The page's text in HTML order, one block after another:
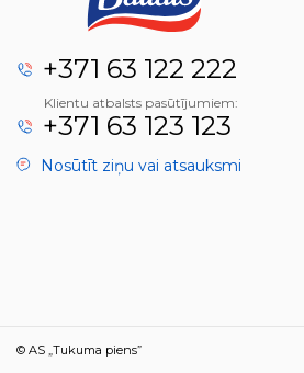
+371 63 122 222
Klientu atbalsts pasūtījumiem:
+371 63 123 123
Nosūtīt ziņu vai atsauksmi
© AS „Tukuma piens”